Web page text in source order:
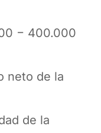
− 400.000
neto de la
de la